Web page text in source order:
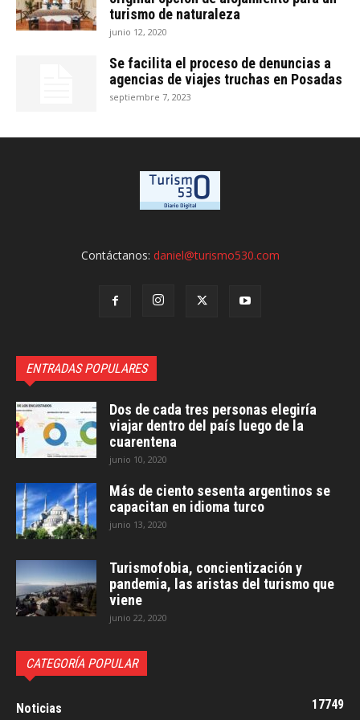
turismo de naturaleza
junio 12, 2020
Se facilita el proceso de denuncias a
agencias de viajes truchas en Posadas
septiembre 7, 2023
Contáctanos: daniel@turismo530.com
ENTRADAS POPULARES
Dos de cada tres personas elegiría
viajar dentro del país luego de la
cuarentena
junio 10, 2020
Más de ciento sesenta argentinos se
capacitan en idioma turco
junio 13, 2020
Turismofobia, concientización y
pandemia, las aristas del turismo que
viene
junio 22, 2020
CATEGORÍA POPULAR
Noticias 17749